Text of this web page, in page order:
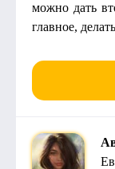
можно дать
главное,